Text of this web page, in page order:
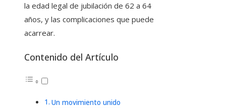
la edad legal de jubilación de 62 a 64
años, y las complicaciones que puede
acarrear.
Contenido del Artículo
Un movimiento unido